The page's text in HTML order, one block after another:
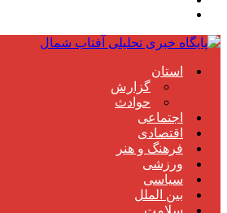
استان
گزارش
حوادث
اجتماعی
اقتصادی
فرهنگ و هنر
ورزشی
سیاسی
بین الملل
سلامت